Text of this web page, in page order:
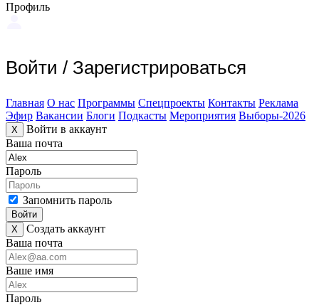
Профиль
Войти / Зарегистрироваться
Главная О нас Программы Спецпроекты Контакты Реклама
Эфир Вакансии Блоги Подкасты Мероприятия Выборы-2026
X
Войти в аккаунт
Ваша почта
Пароль
Запомнить пароль
Войти
X
Создать аккаунт
Ваша почта
Ваше имя
Пароль